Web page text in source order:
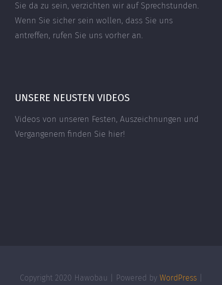
Sie da zu sein, verzichten wir auf Sprechstunden.
Wenn Sie sicher sein wollen, dass Sie uns
antreffen, rufen Sie uns vorher an.
UNSERE NEUSTEN VIDEOS
Videos von unseren Festen, Auszeichnungen und
Vergangenem finden Sie hier!
Copyright 2020 Hawobau | Powered by WordPress|